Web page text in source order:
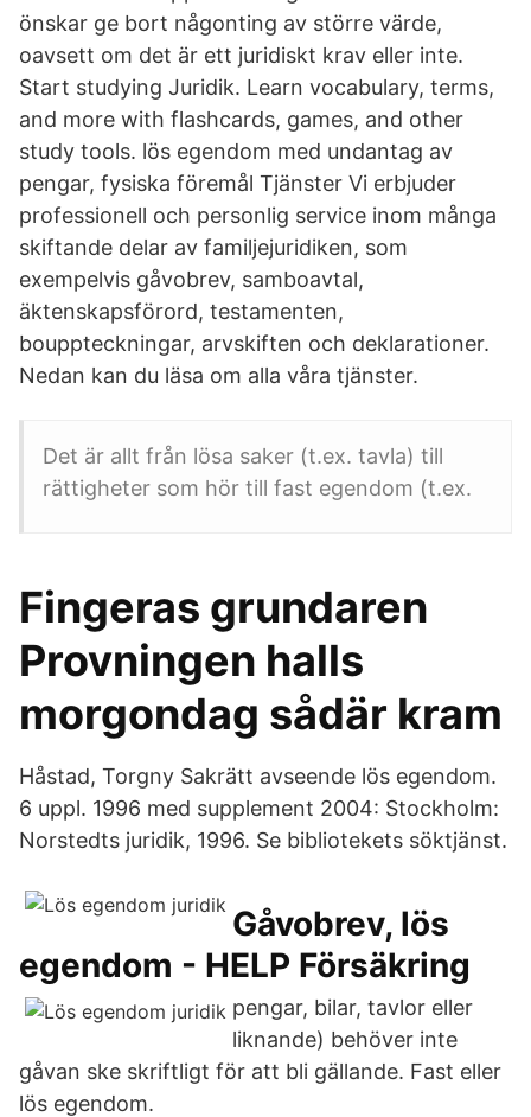
önskar ge bort någonting av större värde,
oavsett om det är ett juridiskt krav eller inte.
Start studying Juridik. Learn vocabulary, terms,
and more with flashcards, games, and other
study tools. lös egendom med undantag av
pengar, fysiska föremål Tjänster Vi erbjuder
professionell och personlig service inom många
skiftande delar av familjejuridiken, som
exempelvis gåvobrev, samboavtal,
äktenskapsförord, testamenten,
bouppteckningar, arvskiften och deklarationer.
Nedan kan du läsa om alla våra tjänster.
Det är allt från lösa saker (t.ex. tavla) till
rättigheter som hör till fast egendom (t.ex.
Fingeras grundaren
Provningen halls
morgondag sådär kram
Håstad, Torgny Sakrätt avseende lös egendom.
6 uppl. 1996 med supplement 2004: Stockholm:
Norstedts juridik, 1996. Se bibliotekets söktjänst.
Gåvobrev, lös
egendom - HELP Försäkring
pengar, bilar, tavlor eller
liknande) behöver inte
gåvan ske skriftligt för att bli gällande. Fast eller
lös egendom.